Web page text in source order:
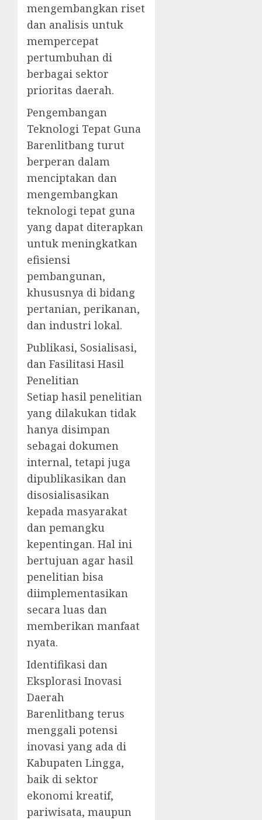
mengembangkan riset
dan analisis untuk
mempercepat
pertumbuhan di
berbagai sektor
prioritas daerah.
Pengembangan
Teknologi Tepat Guna
Barenlitbang turut
berperan dalam
menciptakan dan
mengembangkan
teknologi tepat guna
yang dapat diterapkan
untuk meningkatkan
efisiensi
pembangunan,
khususnya di bidang
pertanian, perikanan,
dan industri lokal.
Publikasi, Sosialisasi,
dan Fasilitasi Hasil
Penelitian
Setiap hasil penelitian
yang dilakukan tidak
hanya disimpan
sebagai dokumen
internal, tetapi juga
dipublikasikan dan
disosialisasikan
kepada masyarakat
dan pemangku
kepentingan. Hal ini
bertujuan agar hasil
penelitian bisa
diimplementasikan
secara luas dan
memberikan manfaat
nyata.
Identifikasi dan
Eksplorasi Inovasi
Daerah
Barenlitbang terus
menggali potensi
inovasi yang ada di
Kabupaten Lingga,
baik di sektor
ekonomi kreatif,
pariwisata, maupun